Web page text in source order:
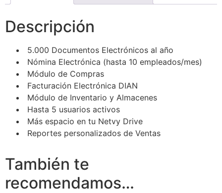
Descripción
5.000 Documentos Electrónicos al año
Nómina Electrónica (hasta 10 empleados/mes)
Módulo de Compras
Facturación Electrónica DIAN
Módulo de Inventario y Almacenes
Hasta 5 usuarios activos
Más espacio en tu Netvy Drive
Reportes personalizados de Ventas
También te
recomendamos…